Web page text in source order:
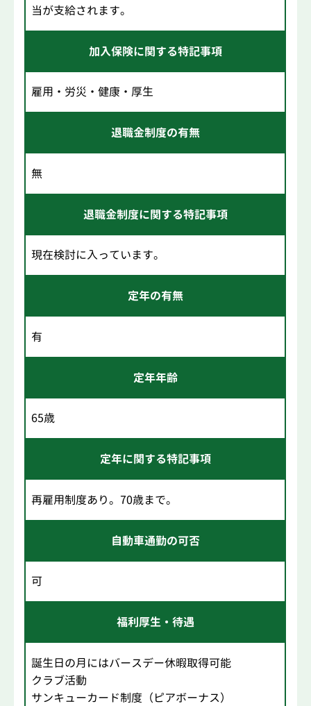
当が支給されます。
加入保険に関する特記事項
雇用・労災・健康・厚生
退職金制度の有無
無
退職金制度に関する特記事項
現在検討に入っています。
定年の有無
有
定年年齢
65歳
定年に関する特記事項
再雇用制度あり。70歳まで。
自動車通勤の可否
可
福利厚生・待遇
誕生日の月にはバースデー休暇取得可能
クラブ活動
サンキューカード制度（ピアボーナス）